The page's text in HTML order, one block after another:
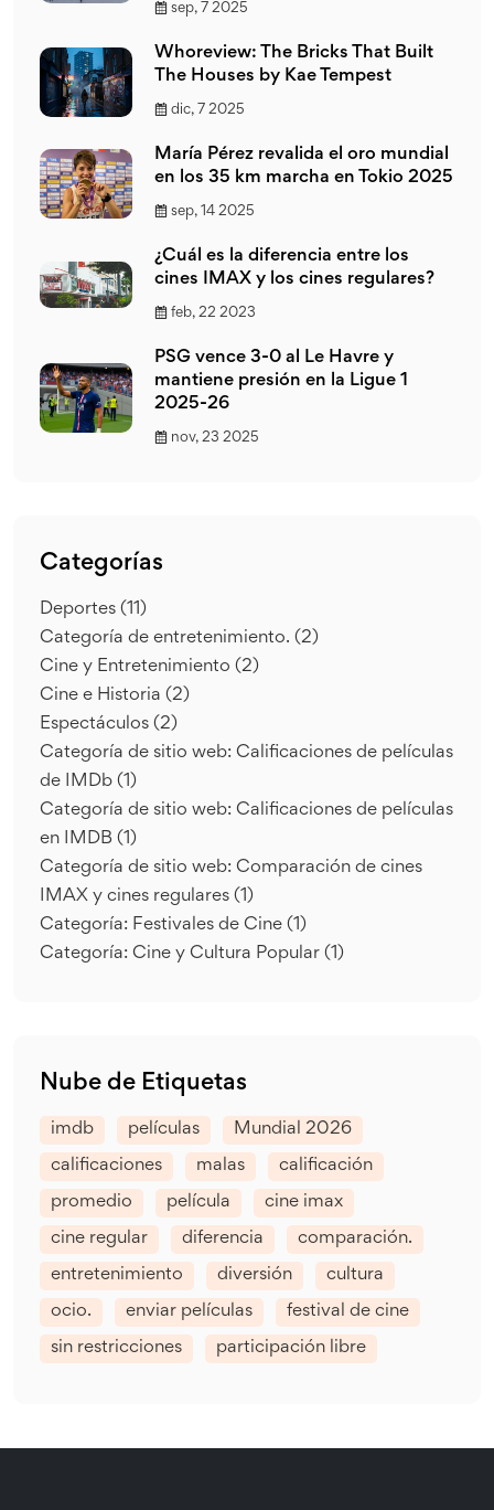
sep, 7 2025
Whoreview: The Bricks That Built
The Houses by Kae Tempest
dic, 7 2025
María Pérez revalida el oro mundial
en los 35 km marcha en Tokio 2025
sep, 14 2025
¿Cuál es la diferencia entre los
cines IMAX y los cines regulares?
feb, 22 2023
PSG vence 3-0 al Le Havre y
mantiene presión en la Ligue 1
2025-26
nov, 23 2025
Categorías
Deportes (11)
Categoría de entretenimiento. (2)
Cine y Entretenimiento (2)
Cine e Historia (2)
Espectáculos (2)
Categoría de sitio web: Calificaciones de películas
de IMDb (1)
Categoría de sitio web: Calificaciones de películas
en IMDB (1)
Categoría de sitio web: Comparación de cines
IMAX y cines regulares (1)
Categoría: Festivales de Cine (1)
Categoría: Cine y Cultura Popular (1)
Nube de Etiquetas
imdb películas Mundial 2026
calificaciones malas calificación
promedio película cine imax
cine regular diferencia comparación.
entretenimiento diversión cultura
ocio. enviar películas festival de cine
sin restricciones participación libre